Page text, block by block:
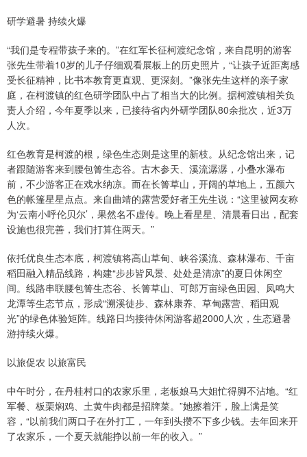
研学避暑 持续火爆
“我们是专程带孩子来的。”在红军长征柯渡纪念馆，来自昆明的游客
张先生带着10岁的儿子仔细观看展板上的历史照片，“让孩子近距离感
受长征精神，比书本教育更直观、更深刻。”像张先生这样的亲子家
庭，在柯渡镇的红色研学团队中占了相当大的比例。据柯渡镇相关负
责人介绍，今年夏季以来，已接待省内外研学团队80余批次，近3万
人次。
红色教育是柯渡的根，绿色生态则是这里的新枝。从纪念馆出来，记
者跟随游客来到腰包箐生态谷。古木参天、溪流潺潺，小叠水瀑布
前，不少游客正在戏水纳凉。而在长箐草山，开阔的草地上，五颜六
色的帐篷星星点点。来自曲靖的露营爱好者王先生说：“这里被网友称
为‘云南小呼伦贝尔’，果然名不虚传。晚上看星星、清晨看日出，配套
设施也很完善，我们打算住两天。”
依托优良生态本底，柯渡镇将高山草甸、峡谷溪流、森林瀑布、千亩
稻田融入精品线路，构建“步步皆风景、处处是清凉”的夏日休闲空
间。线路串联腰包箐生态谷、长箐草山、可郎万亩绿色田园、凤鸣大
龙潭等生态节点，形成“溯溪徒步、森林康养、草甸露营、稻田观
光”的绿色体验矩阵。线路日均接待休闲游客超2000人次，生态避暑
游持续火爆。
以旅促农 以旅富民
中午时分，在丹桂村口的农家乐里，老板娘马大姐忙得脚不沾地。“红
军餐、板栗焖鸡、土黄牛肉都是招牌菜。”她擦着汗，脸上满是笑
容，“以前我们两口子在外打工，一年到头攒不下多少钱。去年回来开
了农家乐，一个夏天就能挣以前一年的收入。”